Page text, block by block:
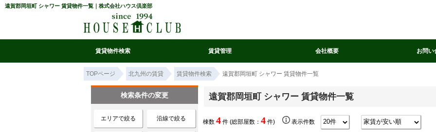
遠賀郡岡垣町 シャワー 賃貸物件一覧｜株式会社ハウス倶楽部
賃貸物件検索
条件検索
お気に入り
閲覧履歴
マイ条件リスト
賃貸管理 会社概要 お問い
TOPページ 北九州の賃貸 賃貸物件検索 遠賀郡岡垣町 シャワー 賃貸物件一覧
遠賀郡岡垣町 シャワー 賃貸物件一覧
棟数 4 件 (総部屋数： 4 件) 表示件数
検索条件の変更
エリアで絞る 沿線で絞る